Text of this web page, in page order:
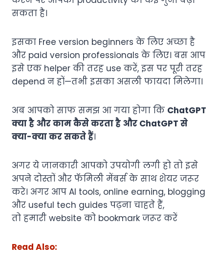
सकता है।
इसका Free version beginners के लिए अच्छा है
और paid version professionals के लिए। बस आप
इसे एक helper की तरह use करें, इस पर पूरी तरह
depend न हों—तभी इसका असली फायदा मिलेगा।
अब आपको साफ समझ आ गया होगा कि ChatGPT
क्या है और काम कैसे करता है और ChatGPT से
क्या-क्या कर सकते हैं।
अगर ये जानकारी आपको उपयोगी लगी हो तो इसे
अपने दोस्तों और फॅमिली मेंबर्स के साथ शेयर जरूर
करे। अगर आप AI tools, online earning, blogging
और useful tech guides पढ़ना चाहते हैं,
तो हमारी website को bookmark जरूर करें
Read Also: